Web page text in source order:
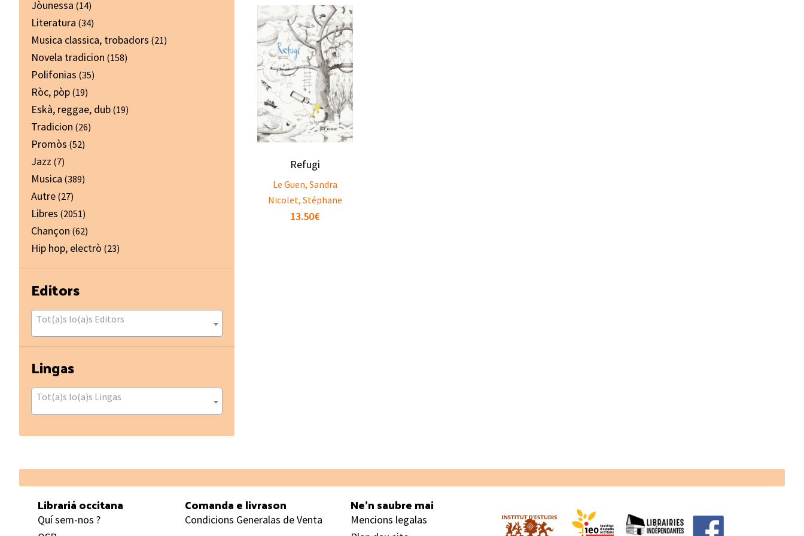
Refugi
Le Guen, Sandra
Nicolet, Stéphane
13.50€
Jòunessa (14)
Literatura (34)
Musica classica, trobadors (21)
Novela tradicion (158)
Polifonias (35)
Ròc, pòp (19)
Eskà, reggae, dub (19)
Tradicion (26)
Promòs (52)
Jazz (7)
Musica (389)
Autre (27)
Libres (2051)
Chançon (62)
Hip hop, electrò (23)
Editors
Tot(a)s lo(a)s Editors
Lingas
Tot(a)s lo(a)s Lingas
Footer
Librariá occitana
Quí sem-nos ?
Comanda e livrason
Condicions Generalas de Venta
Ne’n saubre mai
Mencions legalas